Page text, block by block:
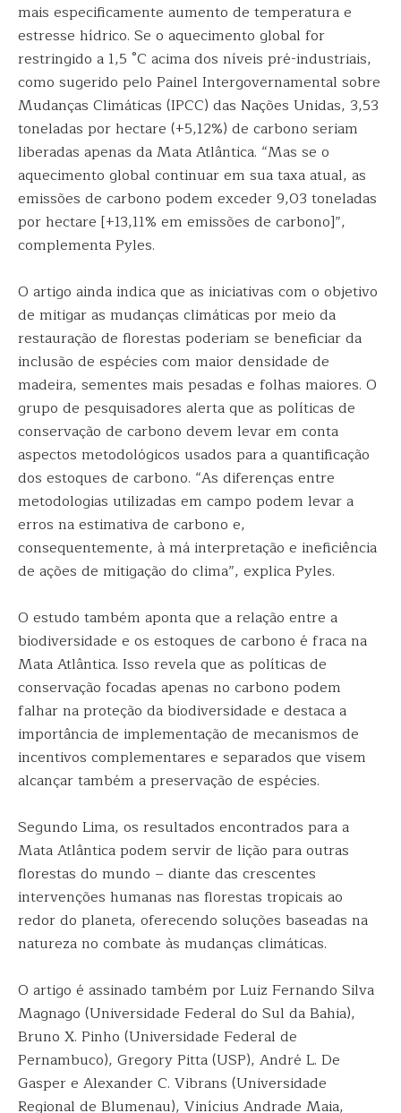
mais especificamente aumento de temperatura e
estresse hídrico. Se o aquecimento global for
restringido a 1,5 °C acima dos níveis pré-industriais,
como sugerido pelo Painel Intergovernamental sobre
Mudanças Climáticas (IPCC) das Nações Unidas, 3,53
toneladas por hectare (+5,12%) de carbono seriam
liberadas apenas da Mata Atlântica. “Mas se o
aquecimento global continuar em sua taxa atual, as
emissões de carbono podem exceder 9,03 toneladas
por hectare [+13,11% em emissões de carbono]”,
complementa Pyles.
O artigo ainda indica que as iniciativas com o objetivo
de mitigar as mudanças climáticas por meio da
restauração de florestas poderiam se beneficiar da
inclusão de espécies com maior densidade de
madeira, sementes mais pesadas e folhas maiores. O
grupo de pesquisadores alerta que as políticas de
conservação de carbono devem levar em conta
aspectos metodológicos usados para a quantificação
dos estoques de carbono. “As diferenças entre
metodologias utilizadas em campo podem levar a
erros na estimativa de carbono e,
consequentemente, à má interpretação e ineficiência
de ações de mitigação do clima”, explica Pyles.
O estudo também aponta que a relação entre a
biodiversidade e os estoques de carbono é fraca na
Mata Atlântica. Isso revela que as políticas de
conservação focadas apenas no carbono podem
falhar na proteção da biodiversidade e destaca a
importância de implementação de mecanismos de
incentivos complementares e separados que visem
alcançar também a preservação de espécies.
Segundo Lima, os resultados encontrados para a
Mata Atlântica podem servir de lição para outras
florestas do mundo – diante das crescentes
intervenções humanas nas florestas tropicais ao
redor do planeta, oferecendo soluções baseadas na
natureza no combate às mudanças climáticas.
O artigo é assinado também por Luiz Fernando Silva
Magnago (Universidade Federal do Sul da Bahia),
Bruno X. Pinho (Universidade Federal de
Pernambuco), Gregory Pitta (USP), André L. De
Gasper e Alexander C. Vibrans (Universidade
Regional de Blumenau), Vinícius Andrade Maia,